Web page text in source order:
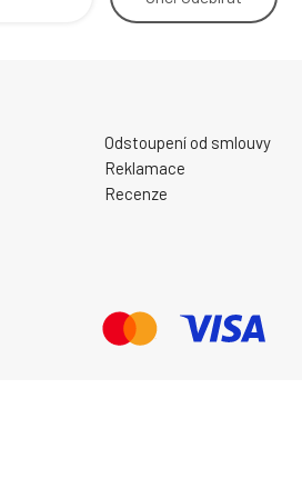
Odstoupení od smlouvy
Reklamace
Recenze